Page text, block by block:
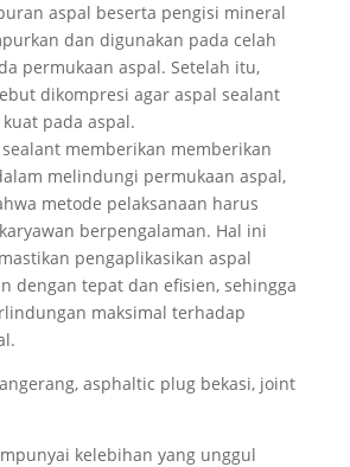
aspal beserta pengisi mineral
dan digunakan pada celah
permukaan aspal. Setelah itu,
dikompresi agar aspal sealant
pada aspal.
memberikan memberikan
melindungi permukaan aspal,
metode pelaksanaan harus
berpengalaman. Hal ini
pengaplikasikan aspal
dengan tepat dan efisien, sehingga
maksimal terhadap
kelebihan yang unggul